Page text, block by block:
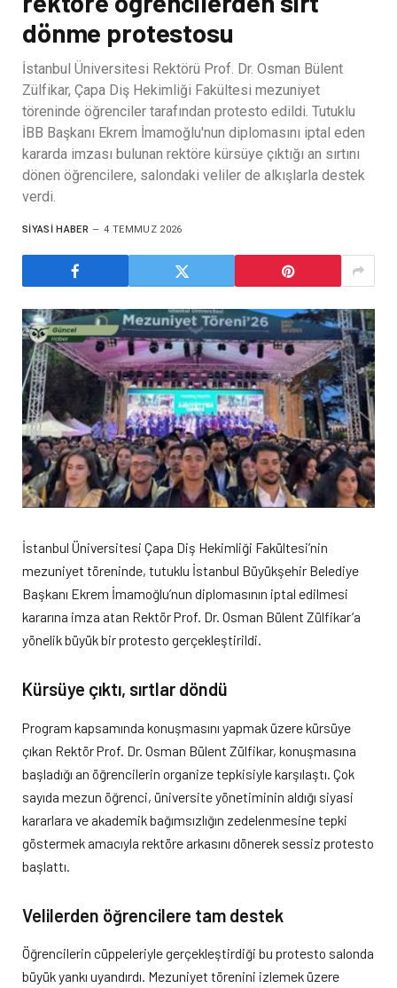
dönme protestosu
İstanbul Üniversitesi Rektörü Prof. Dr. Osman Bülent
Zülfikar, Çapa Diş Hekimliği Fakültesi mezuniyet
töreninde öğrenciler tarafından protesto edildi. Tutuklu
İBB Başkanı Ekrem İmamoğlu'nun diplomasını iptal eden
kararda imzası bulunan rektöre kürsüye çıktığı an sırtını
dönen öğrencilere, salondaki veliler de alkışlarla destek
verdi.
SIYASI HABER 4 TEMMUZ 2026
İstanbul Üniversitesi Çapa Diş Hekimliği Fakültesi’nin
mezuniyet töreninde, tutuklu İstanbul Büyükşehir Belediye
Başkanı Ekrem İmamoğlu’nun diplomasının iptal edilmesi
kararına imza atan Rektör Prof. Dr. Osman Bülent Zülfikar’a
yönelik büyük bir protesto gerçekleştirildi.
Kürsüye çıktı, sırtlar döndü
Program kapsamında konuşmasını yapmak üzere kürsüye
çıkan Rektör Prof. Dr. Osman Bülent Zülfikar, konuşmasına
başladığı an öğrencilerin organize tepkisiyle karşılaştı. Çok
sayıda mezun öğrenci, üniversite yönetiminin aldığı siyasi
kararlara ve akademik bağımsızlığın zedelenmesine tepki
göstermek amacıyla rektöre arkasını dönerek sessiz protesto
başlattı.
Velilerden öğrencilere tam destek
Öğrencilerin cüppeleriyle gerçekleştirdiği bu protesto salonda
büyük yankı uyandırdı. Mezuniyet törenini izlemek üzere